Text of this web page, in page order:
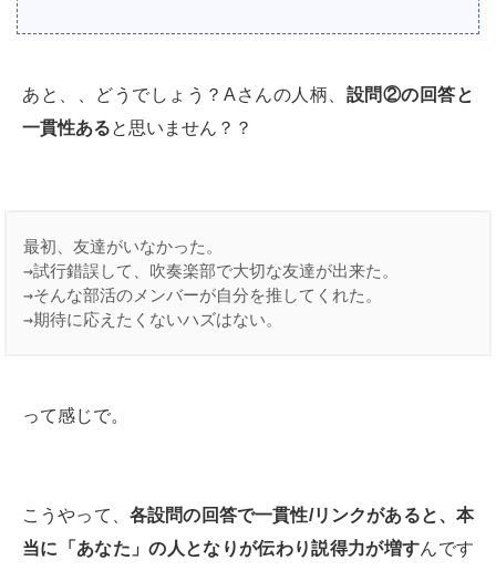
あと、、どうでしょう？Aさんの人柄、 設問②の回答と
一貫性あると思いません？？
最初、友達がいなかった。
→試行錯誤して、吹奏楽部で大切な友達が出来た。
→そんな部活のメンバーが自分を推してくれた。
→期待に応えたくないハズはない。
って感じで。
こうやって、 各設問の回答で一貫性/リンクがあると、本
当に「あなた」の人となりが伝わり説得力が増すんです